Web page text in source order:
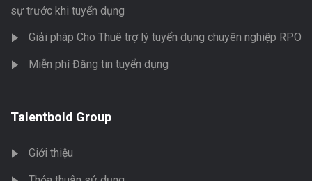
sự trước khi tuyển dụng
Giải pháp Cho Thuê trợ lý tuyển dụng chuyên nghiệp RPO
Miễn phí Đăng tin tuyển dụng
Talentbold Group
Giới thiệu